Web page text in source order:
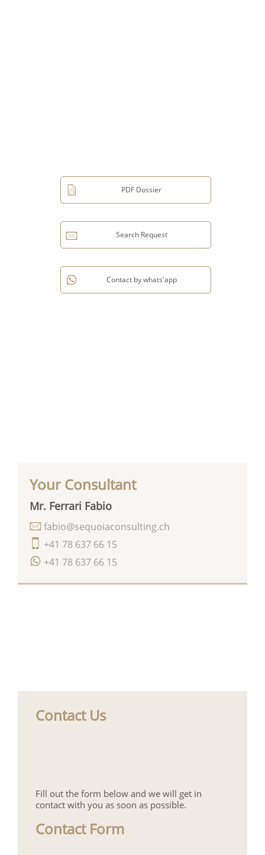
Your Consultant
Mr. Ferrari Fabio
+41 78 637 66 15
+41 78 637 66 15
fabio@sequoiaconsulting.ch
Contact Us
Fill out the form below and we will get in
contact with you as soon as possible.
Contact Form
PDF Dossier
Search Request
Contact by whats'app